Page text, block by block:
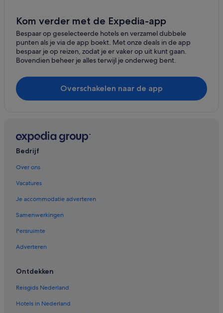
Nh Hotels in Oisterwijk
Amrath Hotels in Oisterwijk
Fletcher-Hotels in Oisterwijk
Hampshire Hotels in Oisterwijk
Hotels in Udenhout
Hotels in Oisterwijk
Hotels in Haaren
Hotels in Helvoirt
Hotels met 3 sterren in Haaren
Hotels met 4 sterren in Oisterwijk
Hotels met 3 sterren in Oisterwijk
Appartementen in Helvoirt
Villa's in Helvoirt
Hotelresorts in Oisterwijk
Kom verder met de Expedia-app
Bespaar op geselecteerde hotels en verzamel dubbele
punten als je via de app boekt. Met onze deals in de app
bespaar je op reizen, zodat je er vaker op uit kunt gaan.
Bovendien beheer je alles terwijl je onderweg bent.
Overschakelen naar de app
Bedrijf
Over ons
Vacatures
Je accommodatie adverteren
Samenwerkingen
Persruimte
Adverteren
Ontdekken
Reisgids Nederland
Hotels in Nederland